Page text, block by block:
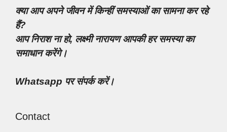
क्या आप अपने जीवन में किन्हीं समस्याओं का सामना कर रहे
हैं?
आप निराश ना हो, लक्ष्मी नारायण आपकी हर समस्या का
समाधान करेंगे।
Whatsapp पर संपर्क करें।
Contact